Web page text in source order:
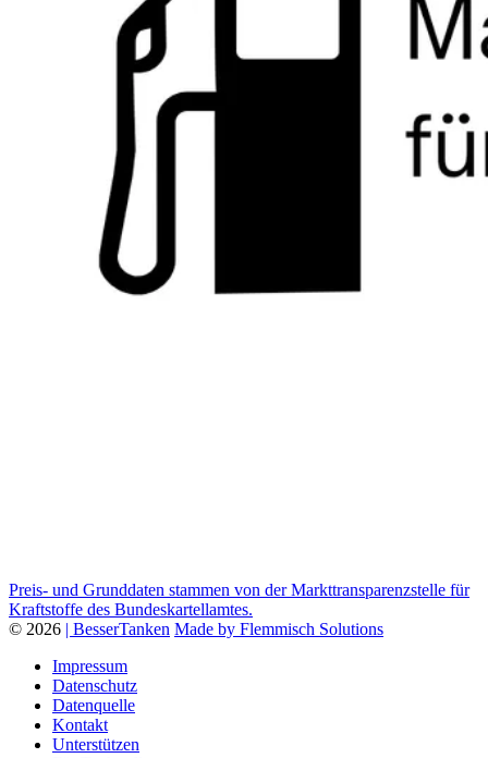
Preis- und Grunddaten stammen von der Markttransparenzstelle für
Kraftstoffe des Bundeskartellamtes.
© 2026 | BesserTanken Made by Flemmisch Solutions
Impressum
Datenschutz
Datenquelle
Kontakt
Unterstützen